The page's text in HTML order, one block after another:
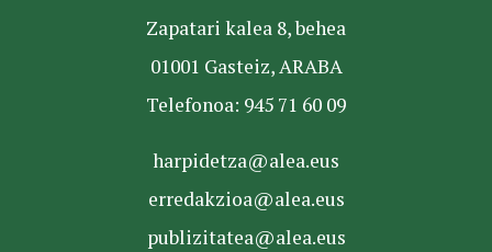
Zapatari kalea 8, behea
01001 Gasteiz, ARABA
Telefonoa: 945 71 60 09
harpidetza@alea.eus
erredakzioa@alea.eus
publizitatea@alea.eus